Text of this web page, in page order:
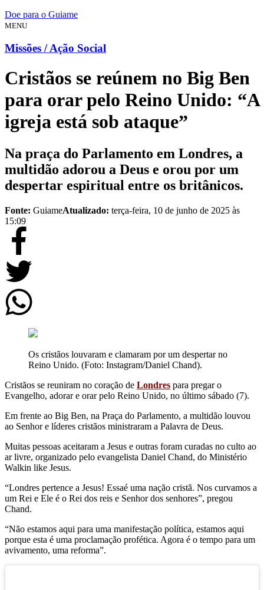
Doe para o Guiame
MENU
Missões / Ação Social
Cristãos se reúnem no Big Ben
para orar pelo Reino Unido: “A
igreja está sob ataque”
Na praça do Parlamento em Londres, a
multidão adorou a Deus e orou por um
despertar espiritual entre os britânicos.
Fonte: GuiameAtualizado: terça-feira, 10 de junho de 2025 às
15:09
Os cristãos louvaram e clamaram por um despertar no
Reino Unido. (Foto: Instagram/Daniel Chand).
Cristãos se reuniram no coração de Londres para pregar o
Evangelho, adorar e orar pelo Reino Unido, no último sábado (7).
Em frente ao Big Ben, na Praça do Parlamento, a multidão louvou
ao Senhor e líderes cristãos ministraram a Palavra de Deus.
Muitas pessoas aceitaram a Jesus e outras foram curadas no culto ao
ar livre, organizado pelo evangelista Daniel Chand, do Ministério
Walkin like Jesus.
“Londres pertence a Jesus! Essaé uma nação cristã. Nos curvamos a
um Rei e Ele é o Rei dos reis e Senhor dos senhores”, pregou
Chand.
“Não estamos aqui para uma manifestação política, estamos aqui
porque esta é uma proclamação profética. Agora é o tempo para um
avivamento, uma reforma”.